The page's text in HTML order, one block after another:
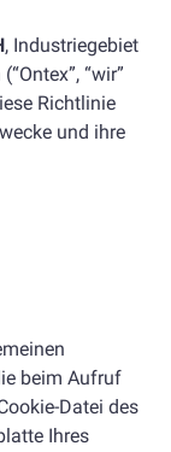
, Industriegebiet
“wir”
Richtlinie
und ihre
beim Aufruf
Datei des
Ihres